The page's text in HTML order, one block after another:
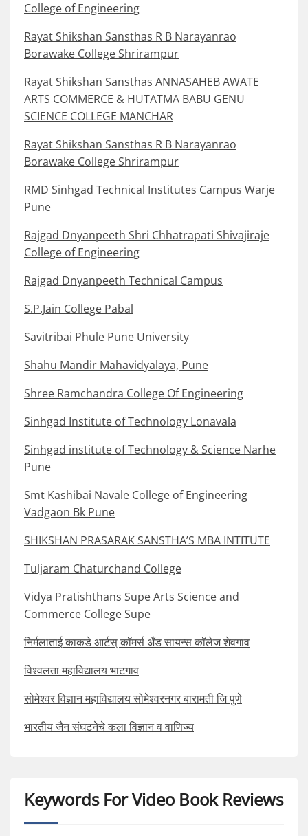
College of Engineering
Rayat Shikshan Sansthas R B Narayanrao
Borawake College Shrirampur
Rayat Shikshan Sansthas ANNASAHEB AWATE
ARTS COMMERCE & HUTATMA BABU GENU
SCIENCE COLLEGE MANCHAR
Rayat Shikshan Sansthas R B Narayanrao
Borawake College Shrirampur
RMD Sinhgad Technical Institutes Campus Warje
Pune
Rajgad Dnyanpeeth Shri Chhatrapati Shivajiraje
College of Engineering
Rajgad Dnyanpeeth Technical Campus
S.P.Jain College Pabal
Savitribai Phule Pune University
Shahu Mandir Mahavidyalaya, Pune
Shree Ramchandra College Of Engineering
Sinhgad Institute of Technology Lonavala
Sinhgad institute of Technology & Science Narhe
Pune
Smt Kashibai Navale College of Engineering
Vadgaon Bk Pune
SHIKSHAN PRASARAK SANSTHA’S MBA INTITUTE
Tuljaram Chaturchand College
Vidya Pratishthans Supe Arts Science and
Commerce College Supe
निर्मलाताई काकडे आर्टस् कॉमर्स अँड सायन्स कॉलेज शेवगाव
विश्वलता महाविद्यालय भाटगाव
सोमेश्वर विज्ञान महाविद्यालय सोमेश्वरनगर बारामती जि पुणे
भारतीय जैन संघटनेचे कला विज्ञान व वाणिज्य
Keywords For Video Book Reviews